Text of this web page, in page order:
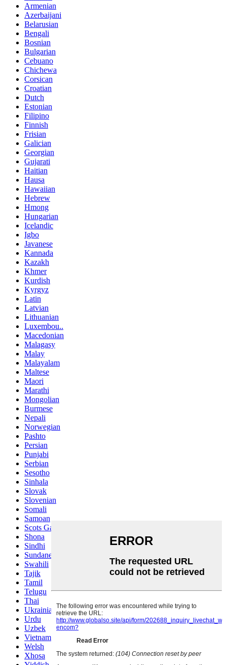
Armenian
Azerbaijani
Belarusian
Bengali
Bosnian
Bulgarian
Cebuano
Chichewa
Corsican
Croatian
Dutch
Estonian
Filipino
Finnish
Frisian
Galician
Georgian
Gujarati
Haitian
Hausa
Hawaiian
Hebrew
Hmong
Hungarian
Icelandic
Igbo
Javanese
Kannada
Kazakh
Khmer
Kurdish
Kyrgyz
Latin
Latvian
Lithuanian
Luxembou..
Macedonian
Malagasy
Malay
Malayalam
Maltese
Maori
Marathi
Mongolian
Burmese
Nepali
Norwegian
Pashto
Persian
Punjabi
Serbian
Sesotho
Sinhala
Slovak
Slovenian
Somali
Samoan
Scots Gaelic
Shona
Sindhi
Sundanese
Swahili
Tajik
Tamil
Telugu
Thai
Ukrainian
Urdu
Uzbek
Vietnamese
Welsh
Xhosa